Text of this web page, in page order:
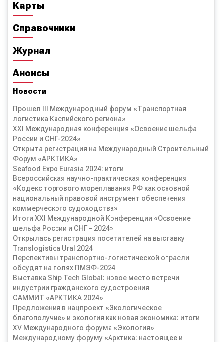
Карты
Справочники
Журнал
Анонсы
Новости
Прошел III Международный форум «Транспортная
логистика Каспийского региона»
XXI Международная конференция «Освоение шельфа
России и СНГ-2024»
Открыта регистрация на Международный Строительный
Форум «АРКТИКА»
Seafood Expo Eurasia 2024: итоги
Всероссийская научно-практическая конференция
«Кодекс торгового мореплавания РФ как основной
национальный правовой инструмент обеспечения
коммерческого судоходства»
Итоги XXI Международной Конференции «Освоение
шельфа России и СНГ – 2024»
Открылась регистрация посетителей на выставку
Translogistica Ural 2024
Перспективы транспортно-логистической отрасли
обсудят на полях ПМЭФ-2024
Выставка Ship Tech Global: новое место встречи
индустрии гражданского судостроения
САММИТ «АРКТИКА 2024»
Предложения в нацпроект «Экологическое
благополучие» и экология как новая экономика: итоги
XV Международного форума «Экология»
Международному форуму «Арктика: настоящее и